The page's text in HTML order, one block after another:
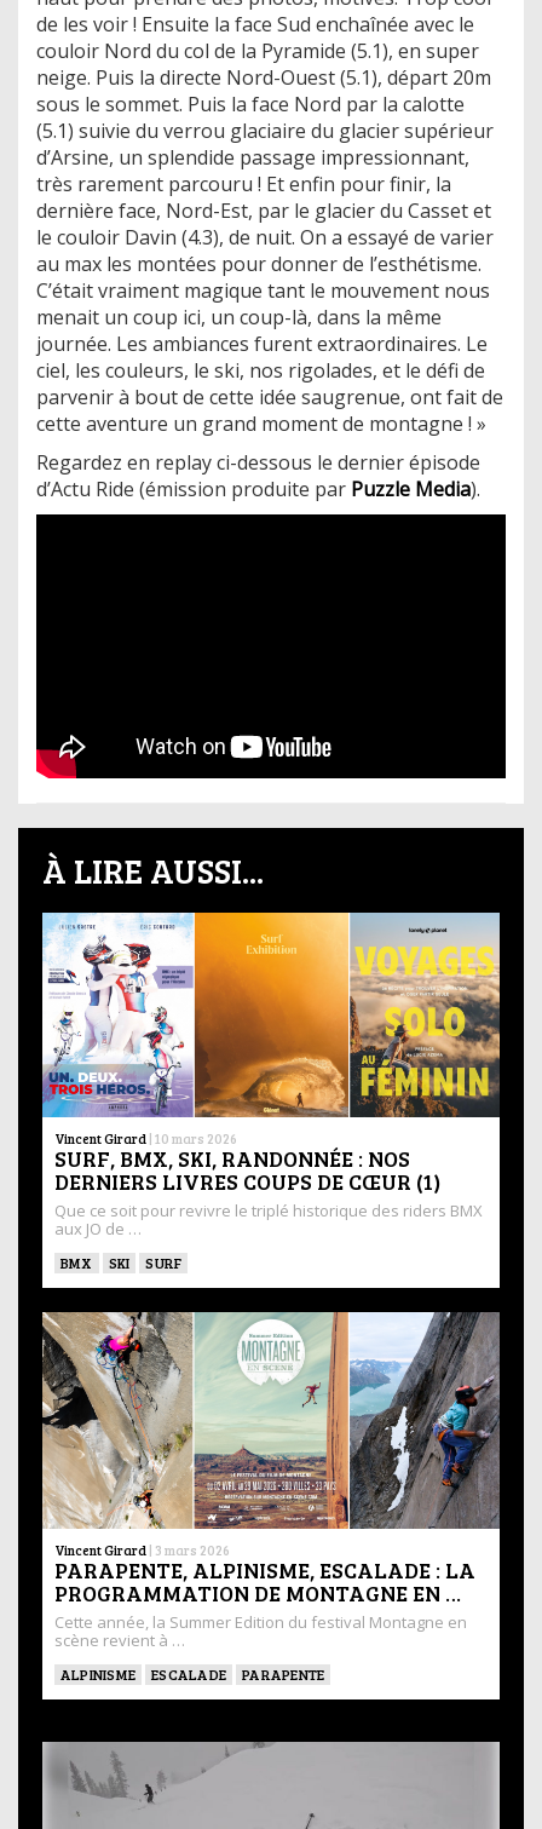
de les voir ! Ensuite la face Sud enchaînée avec le
couloir Nord du col de la Pyramide (5.1), en super
neige. Puis la directe Nord-Ouest (5.1), départ 20m
sous le sommet. Puis la face Nord par la calotte
(5.1) suivie du verrou glaciaire du glacier supérieur
d’Arsine, un splendide passage impressionnant,
très rarement parcouru ! Et enfin pour finir, la
dernière face, Nord-Est, par le glacier du Casset et
le couloir Davin (4.3), de nuit. On a essayé de varier
au max les montées pour donner de l’esthétisme.
C’était vraiment magique tant le mouvement nous
menait un coup ici, un coup-là, dans la même
journée. Les ambiances furent extraordinaires. Le
ciel, les couleurs, le ski, nos rigolades, et le défi de
parvenir à bout de cette idée saugrenue, ont fait de
cette aventure un grand moment de montagne ! »
Regardez en replay ci-dessous le dernier épisode
d’Actu Ride (émission produite par Puzzle Media).
À LIRE AUSSI...
Vincent Girard | 10 mars 2026
SURF, BMX, SKI, RANDONNÉE : NOS
DERNIERS LIVRES COUPS DE CŒUR (1)
Que ce soit pour revivre le triplé historique des riders BMX
aux JO de …
BMX SKI SURF
Vincent Girard | 3 mars 2026
PARAPENTE, ALPINISME, ESCALADE : LA
PROGRAMMATION DE MONTAGNE EN …
Cette année, la Summer Edition du festival Montagne en
scène revient à …
ALPINISME ESCALADE PARAPENTE